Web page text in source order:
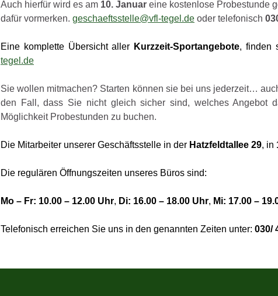
Auch hierfür wird es am 10. Januar eine kostenlose Probestunde
dafür vormerken. geschaeftsstelle@vfl-tegel.de oder telefonisch
Eine komplette Übersicht aller Kurzzeit-Sportangebote, finden
tegel.de
Sie wollen mitmachen? Starten können sie bei uns jederzeit…
den Fall, dass Sie nicht gleich sicher sind, welches Angebot
Möglichkeit Probestunden zu buchen.
Die Mitarbeiter unserer Geschäftsstelle in der Hatzfeldtallee 29, in
Die regulären Öffnungszeiten unseres Büros sind:
Mo – Fr: 10.00 – 12.00 Uhr, Di: 16.00 – 18.00 Uhr, Mi: 17.00 –
Telefonisch erreichen Sie uns in den genannten Zeiten unter: 030/